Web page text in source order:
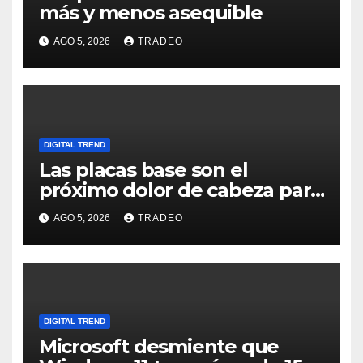
más y menos asequible
AGO 5, 2026 TRADEO
DIGITAL TREND
Las placas base son el
próximo dolor de cabeza para
los usuarios
AGO 5, 2026 TRADEO
DIGITAL TREND
Microsoft desmiente que